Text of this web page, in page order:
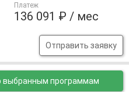
Платеж
136 091 ₽ / мес
Отправить заявку
выбранным программам